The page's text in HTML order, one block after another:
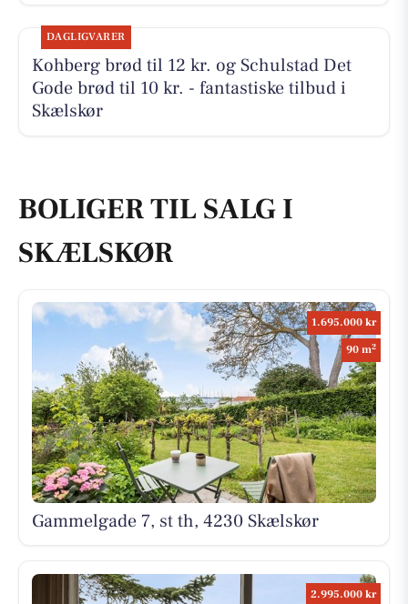
DAGLIGVARER
Kohberg brød til 12 kr. og Schulstad Det
Gode brød til 10 kr. - fantastiske tilbud i
Skælskør
BOLIGER TIL SALG I
SKÆLSKØR
1.695.000 kr
90 m2
Gammelgade 7, st th, 4230 Skælskør
2.995.000 kr